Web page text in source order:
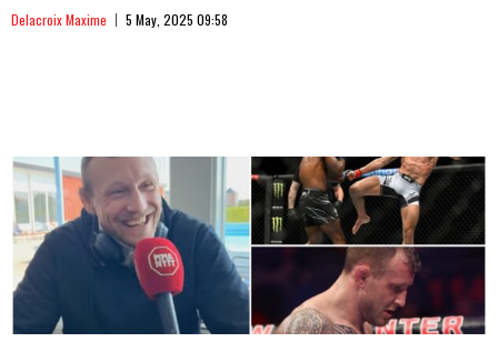
Delacroix Maxime 5 May, 2025 09:58